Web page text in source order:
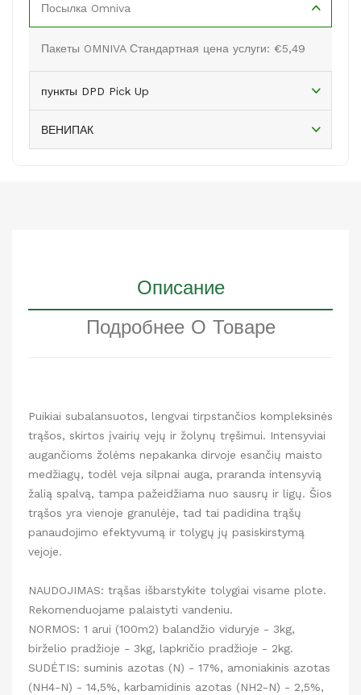
Посылка Omniva
Пакеты OMNIVA Стандартная цена услуги: €5,49
пункты DPD Pick Up
ВЕНИПАК
Описание
Подробнее О Товаре
Puikiai subalansuotos, lengvai tirpstančios kompleksinės
trąšos, skirtos įvairių vejų ir žolynų tręšimui. Intensyviai
augančioms žolėms nepakanka dirvoje esančių maisto
medžiagų, todėl veja silpnai auga, praranda intensyvią
žalią spalvą, tampa pažeidžiama nuo sausrų ir ligų. Šios
trąšos yra vienoje granulėje, tad tai padidina trąšų
panaudojimo efektyvumą ir tolygų jų pasiskirstymą
vejoje.
NAUDOJIMAS: trąšas išbarstykite tolygiai visame plote.
Rekomenduojame palaistyti vandeniu.
NORMOS: 1 arui (100m2) balandžio viduryje - 3kg,
birželio pradžioje - 3kg, lapkričio pradžioje - 2kg.
SUDĖTIS: suminis azotas (N) - 17%, amoniakinis azotas
(NH4-N) - 14,5%, karbamidinis azotas (NH2-N) - 2,5%,